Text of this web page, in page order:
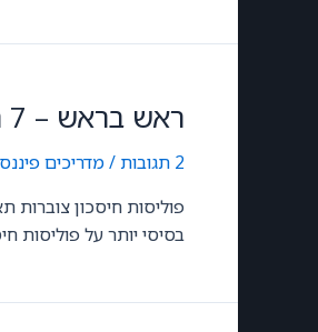
ראש בראש – 7 הבדלים קריטיים בין קרנות נאמנות לפוליסות חיסכון
2 תגובות /מדריכים
פוליסות חיסכון צוברות
בסיסי יותר על פוליסות